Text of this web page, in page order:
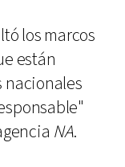
los marcos
están
nacionales
NA.